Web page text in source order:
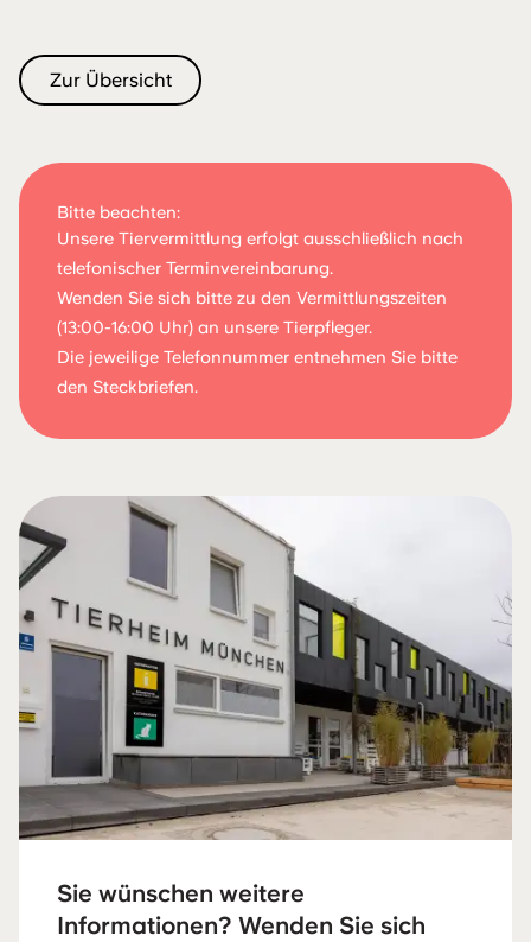
Zur Übersicht
Bitte beachten:
Unsere Tiervermittlung erfolgt ausschließlich nach
telefonischer Terminvereinbarung.
Wenden Sie sich bitte zu den Vermittlungszeiten
(13:00-16:00 Uhr) an unsere Tierpfleger.
Die jeweilige Telefonnummer entnehmen Sie bitte
den Steckbriefen.
Sie wünschen weitere
Informationen? Wenden Sie sich